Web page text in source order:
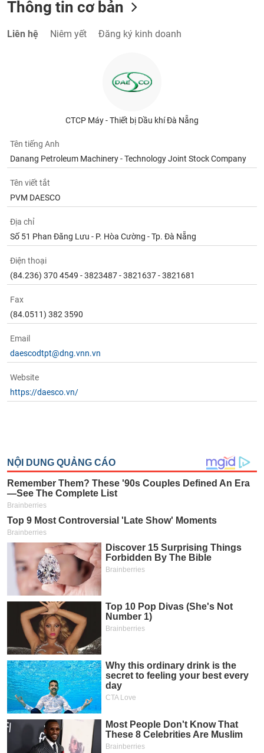
Thông tin cơ bản
Liên hệ Niêm yết Đăng ký kinh doanh
CTCP Máy - Thiết bị Dầu khí Đà Nẵng
Tên tiếng Anh
Danang Petroleum Machinery - Technology Joint Stock Company
Tên viết tắt
PVM DAESCO
Địa chỉ
Số 51 Phan Đăng Lưu - P. Hòa Cường - Tp. Đà Nẵng
Điện thoại
(84.236) 370 4549 - 3823487 - 3821637 - 3821681
Fax
(84.0511) 382 3590
Email
daescodtpt@dng.vnn.vn
Website
https://daesco.vn/